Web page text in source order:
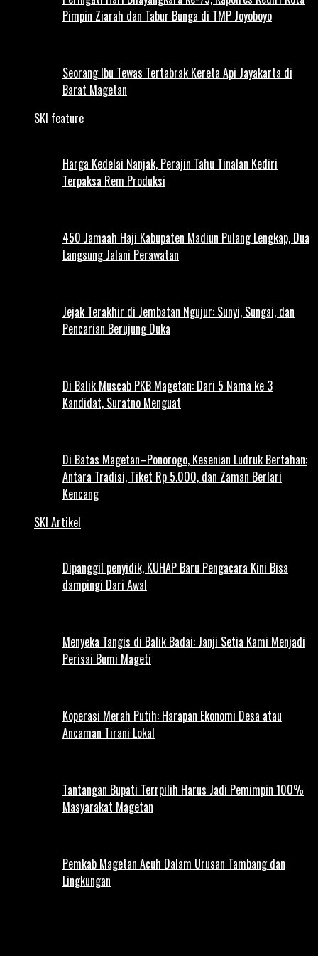
Pimpin Ziarah dan Tabur Bunga di TMP Joyoboyo
Seorang Ibu Tewas Tertabrak Kereta Api Jayakarta di
Barat Magetan
SKI feature
Harga Kedelai Nanjak, Perajin Tahu Tinalan Kediri
Terpaksa Rem Produksi
450 Jamaah Haji Kabupaten Madiun Pulang Lengkap, Dua
Langsung Jalani Perawatan
Jejak Terakhir di Jembatan Ngujur: Sunyi, Sungai, dan
Pencarian Berujung Duka
Di Balik Muscab PKB Magetan: Dari 5 Nama ke 3
Kandidat, Suratno Menguat
Di Batas Magetan–Ponorogo, Kesenian Ludruk Bertahan:
Antara Tradisi, Tiket Rp 5.000, dan Zaman Berlari
Kencang
SKI Artikel
Dipanggil penyidik, KUHAP Baru Pengacara Kini Bisa
dampingi Dari Awal
Menyeka Tangis di Balik Badai: Janji Setia Kami Menjadi
Perisai Bumi Mageti
Koperasi Merah Putih: Harapan Ekonomi Desa atau
Ancaman Tirani Lokal
Tantangan Bupati Terrpilih Harus Jadi Pemimpin 100%
Masyarakat Magetan
Pemkab Magetan Acuh Dalam Urusan Tambang dan
Lingkungan